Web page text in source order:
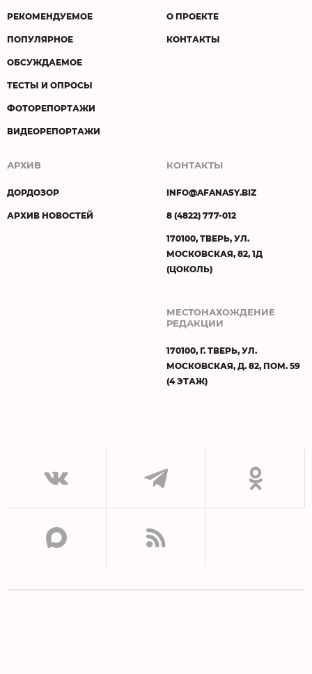
РЕКОМЕНДУЕМОЕ
ПОПУЛЯРНОЕ
ОБСУЖДАЕМОЕ
ТЕСТЫ И ОПРОСЫ
ФОТОРЕПОРТАЖИ
ВИДЕОРЕПОРТАЖИ
О ПРОЕКТЕ
КОНТАКТЫ
АРХИВ
ДОРДОЗОР
АРХИВ НОВОСТЕЙ
КОНТАКТЫ
INFO@AFANASY.BIZ
8 (4822) 777-012
170100, ТВЕРЬ, УЛ.
МОСКОВСКАЯ, 82, 1Д
(ЦОКОЛЬ)
МЕСТОНАХОЖДЕНИЕ
РЕДАКЦИИ
170100, Г. ТВЕРЬ, УЛ.
МОСКОВСКАЯ, Д. 82, ПОМ. 59
(4 ЭТАЖ)